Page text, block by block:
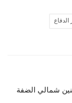
الدفاع
شمالي الضفة